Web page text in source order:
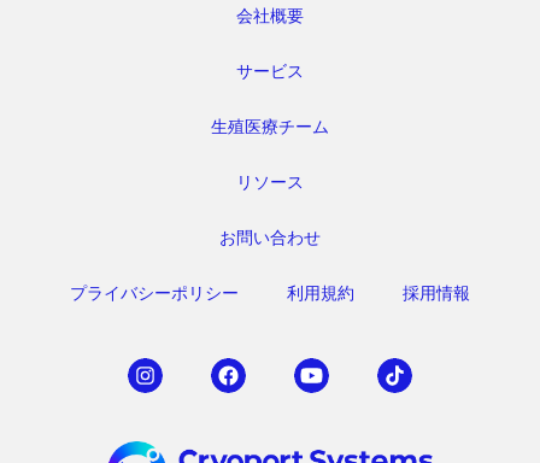
会社概要
サービス
生殖医療チーム
リソース
お問い合わせ
プライバシーポリシー 利用規約 採用情報